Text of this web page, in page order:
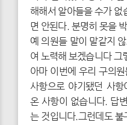
해해서 알아들을 수가 없
면 안된다. 분명히 못을
예 의원들 말이 말같지
여 노력해 보겠습니다 그
아마 이번에 우리 구의
사항으로 야기됐던 사
온 사항이 없습니다. 답
는 것입니다.그런데도 불